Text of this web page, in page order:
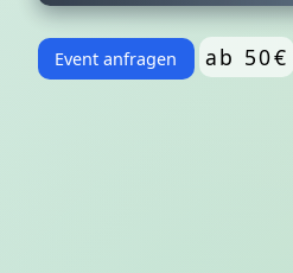
Event anfragen ab 50€